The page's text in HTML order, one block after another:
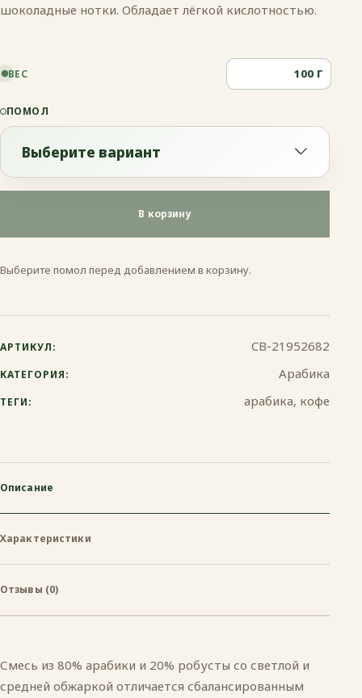
шоколадные нотки. Обладает лёгкой кислотностью.
ВЕС Г
ПОМОЛ
Выберите вариант
Эспрессо
Френч-пресс
Гейзерная
Турка
В корзину
Выберите помол перед добавлением в корзину.
АРТИКУЛ: CB-21952682
КАТЕГОРИЯ: Арабика
ТЕГИ: арабика, кофе
Описание
Характеристики
Отзывы (0)
Смесь из 80% арабики и 20% робусты со светлой и
средней обжаркой отличается сбалансированным